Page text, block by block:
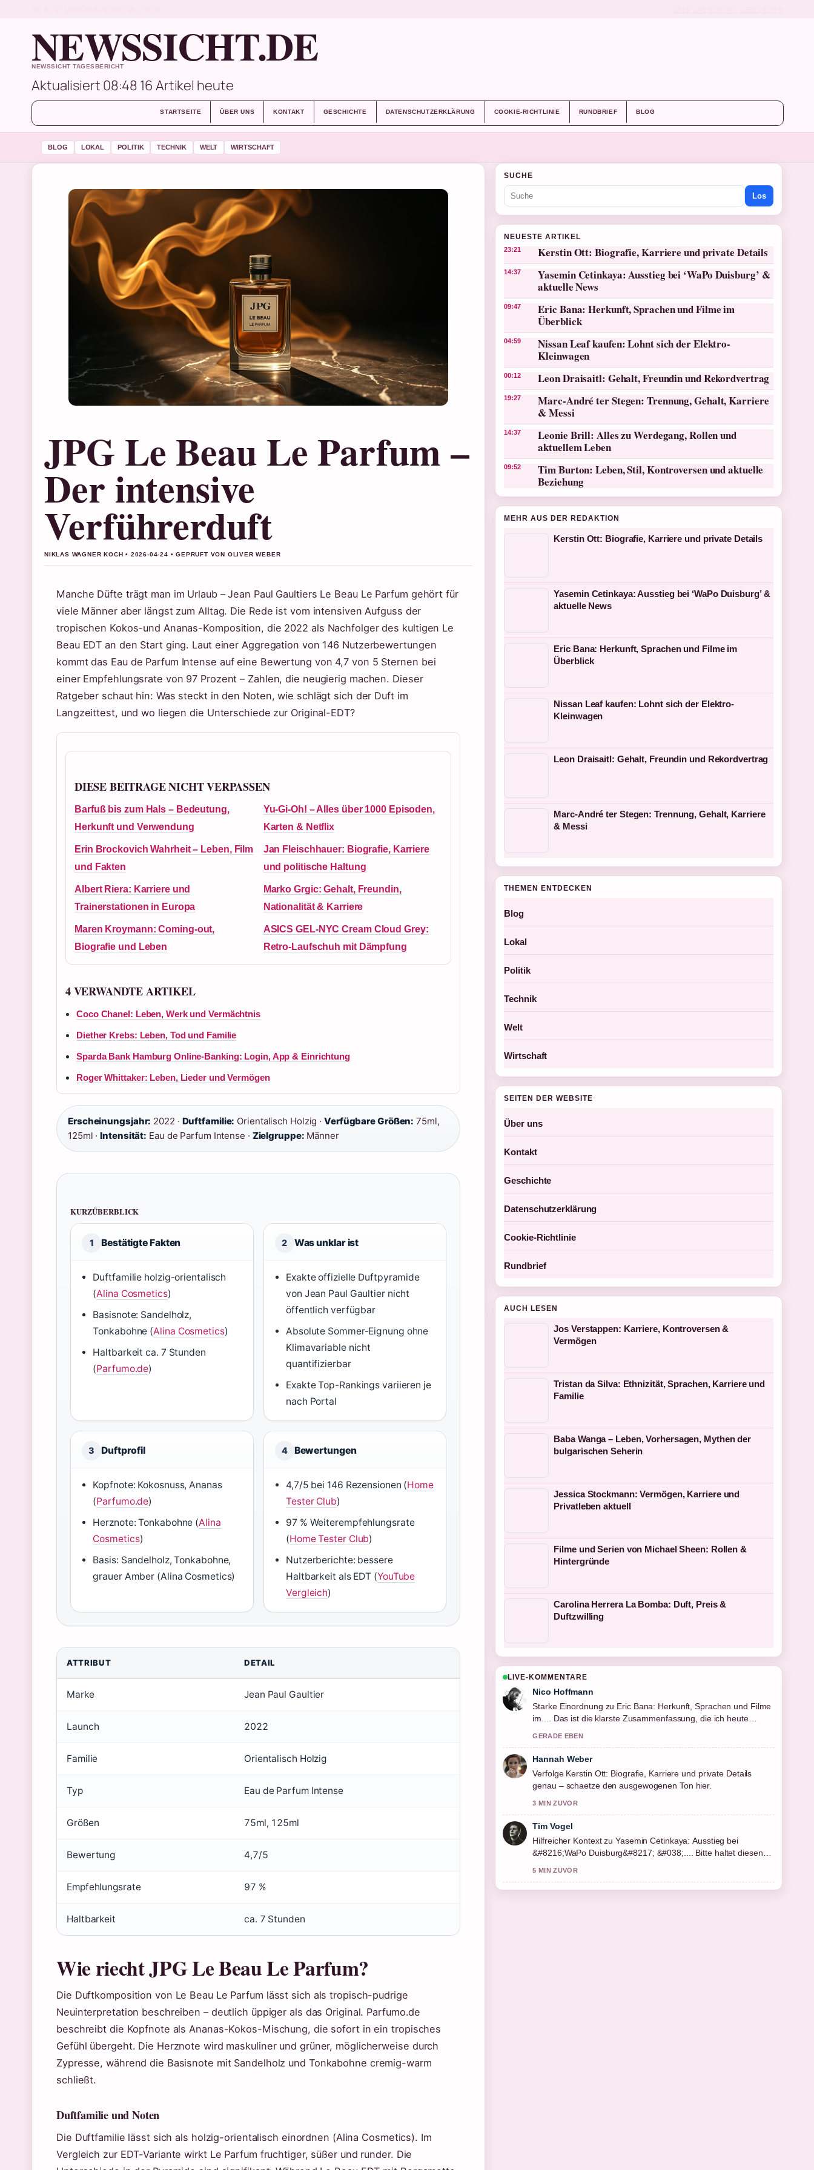
NEWSSICHT.DE
NEWSSICHT TAGESBERICHT
Aktualisiert 08:48 16 Artikel heute
STARTSEITE ÜBER UNS KONTAKT GESCHICHTE DATENSCHUTZERKLÄRUNG COOKIE-RICHTLINIE RUNDBRIEF BLOG
BLOG LOKAL POLITIK TECHNIK WELT WIRTSCHAFT
JPG Le Beau Le Parfum –
Der intensive
Verführerduft
NIKLAS WAGNER KOCH • 2026-04-24 • GEPRUFT VON OLIVER WEBER
Manche Düfte trägt man im Urlaub – Jean Paul Gaultiers Le Beau Le Parfum gehört für
viele Männer aber längst zum Alltag. Die Rede ist vom intensiven Aufguss der
tropischen Kokos-und Ananas-Komposition, die 2022 als Nachfolger des kultigen Le
Beau EDT an den Start ging. Laut einer Aggregation von 146 Nutzerbewertungen
kommt das Eau de Parfum Intense auf eine Bewertung von 4,7 von 5 Sternen bei
einer Empfehlungsrate von 97 Prozent – Zahlen, die neugierig machen. Dieser
Ratgeber schaut hin: Was steckt in den Noten, wie schlägt sich der Duft im
Langzeittest, und wo liegen die Unterschiede zur Original-EDT?
DIESE BEITRAGE NICHT VERPASSEN
Barfuß bis zum Hals – Bedeutung,
Herkunft und Verwendung
Yu-Gi-Oh! – Alles über 1000 Episoden,
Karten & Netflix
Erin Brockovich Wahrheit – Leben, Film
und Fakten
Jan Fleischhauer: Biografie, Karriere
und politische Haltung
Albert Riera: Karriere und
Trainerstationen in Europa
Marko Grgic: Gehalt, Freundin,
Nationalität & Karriere
Maren Kroymann: Coming-out,
Biografie und Leben
ASICS GEL-NYC Cream Cloud Grey:
Retro-Laufschuh mit Dämpfung
4 VERWANDTE ARTIKEL
Coco Chanel: Leben, Werk und Vermächtnis
Diether Krebs: Leben, Tod und Familie
Sparda Bank Hamburg Online-Banking: Login, App & Einrichtung
Roger Whittaker: Leben, Lieder und Vermögen
Erscheinungsjahr: 2022 · Duftfamilie: Orientalisch Holzig ·Verfügbare Größen: 75ml,
125ml ·Intensität: Eau de Parfum Intense · Zielgruppe: Männer
KURZÜBERBLICK
1 Bestätigte Fakten
Duftfamilie holzig-orientalisch
(Alina Cosmetics)
Basisnote: Sandelholz,
Tonkabohne (Alina Cosmetics)
Haltbarkeit ca. 7 Stunden
(Parfumo.de)
2 Was unklar ist
Exakte offizielle Duftpyramide
von Jean Paul Gaultier nicht
öffentlich verfügbar
Absolute Sommer-Eignung ohne
Klimavariable nicht
quantifizierbar
Exakte Top-Rankings variieren je
nach Portal
3 Duftprofil
Kopfnote: Kokosnuss, Ananas
(Parfumo.de)
Herznote: Tonkabohne (Alina
Cosmetics)
Basis: Sandelholz, Tonkabohne,
grauer Amber (Alina Cosmetics)
4 Bewertungen
4,7/5 bei 146 Rezensionen (Home
Tester Club)
97 % Weiterempfehlungsrate
(Home Tester Club)
Nutzerberichte: bessere
Haltbarkeit als EDT (YouTube
Vergleich)
ATTRIBUT DETAIL
Marke Jean Paul Gaultier
Launch 2022
Familie Orientalisch Holzig
Typ Eau de Parfum Intense
Größen 75ml, 125ml
Bewertung 4,7/5
Empfehlungsrate 97 %
Haltbarkeit ca. 7 Stunden
Wie riecht JPG Le Beau Le Parfum?
Die Duftkomposition von Le Beau Le Parfum lässt sich als tropisch-pudrige
Neuinterpretation beschreiben – deutlich üppiger als das Original. Parfumo.de
beschreibt die Kopfnote als Ananas-Kokos-Mischung, die sofort in ein tropisches
Gefühl übergeht. Die Herznote wird maskuliner und grüner, möglicherweise durch
Zypresse, während die Basisnote mit Sandelholz und Tonkabohne cremig-warm
schließt.
Duftfamilie und Noten
Die Duftfamilie lässt sich als holzig-orientalisch einordnen (Alina Cosmetics). Im
Vergleich zur EDT-Variante wirkt Le Parfum fruchtiger, süßer und runder. Die
SUCHE
Los
NEUESTE ARTIKEL
23:21 Kerstin Ott: Biografie, Karriere und private Details
14:37
Yasemin Cetinkaya: Ausstieg bei ‘WaPo Duisburg’ &
aktuelle News
09:47
Eric Bana: Herkunft, Sprachen und Filme im
Überblick
04:59
Nissan Leaf kaufen: Lohnt sich der Elektro-
Kleinwagen
00:12 Leon Draisaitl: Gehalt, Freundin und Rekordvertrag
19:27
Marc-André ter Stegen: Trennung, Gehalt, Karriere
& Messi
14:37
Leonie Brill: Alles zu Werdegang, Rollen und
aktuellem Leben
09:52
Tim Burton: Leben, Stil, Kontroversen und aktuelle
Beziehung
MEHR AUS DER REDAKTION
Kerstin Ott: Biografie, Karriere und private Details
Yasemin Cetinkaya: Ausstieg bei ‘WaPo Duisburg’ &
aktuelle News
Eric Bana: Herkunft, Sprachen und Filme im
Überblick
Nissan Leaf kaufen: Lohnt sich der Elektro-
Kleinwagen
Leon Draisaitl: Gehalt, Freundin und Rekordvertrag
Marc-André ter Stegen: Trennung, Gehalt, Karriere
& Messi
THEMEN ENTDECKEN
Blog
Lokal
Politik
Technik
Welt
Wirtschaft
SEITEN DER WEBSITE
Über uns
Kontakt
Geschichte
Datenschutzerklärung
Cookie-Richtlinie
Rundbrief
AUCH LESEN
Jos Verstappen: Karriere, Kontroversen &
Vermögen
Tristan da Silva: Ethnizität, Sprachen, Karriere und
Familie
Baba Wanga – Leben, Vorhersagen, Mythen der
bulgarischen Seherin
Jessica Stockmann: Vermögen, Karriere und
Privatleben aktuell
Filme und Serien von Michael Sheen: Rollen &
Hintergründe
Carolina Herrera La Bomba: Duft, Preis &
Duftzwilling
LIVE-KOMMENTARE
Nico Hoffmann
Starke Einordnung zu Eric Bana: Herkunft, Sprachen und Filme
im.... Das ist die klarste Zusammenfassung, die ich heute
GERADE EBEN
Hannah Weber
Verfolge Kerstin Ott: Biografie, Karriere und private Details
genau – schaetze den ausgewogenen Ton hier.
3 MIN ZUVOR
Tim Vogel
Hilfreicher Kontext zu Yasemin Cetinkaya: Ausstieg bei
&#8216;WaPo Duisburg&#8217; &#038;.... Bitte haltet diesen
5 MIN ZUVOR